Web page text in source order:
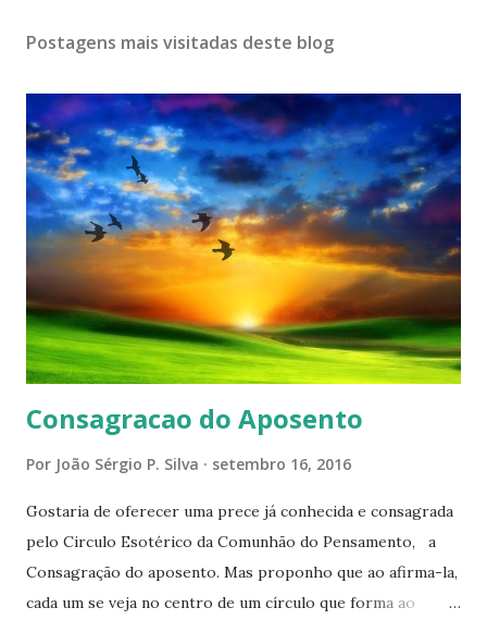
Postagens mais visitadas deste blog
Consagracao do Aposento
Por João Sérgio P. Silva setembro 16, 2016
Gostaria de oferecer uma prece já conhecida e consagrada
pelo Circulo Esotérico da Comunhão do Pensamento, a
Consagração do aposento. Mas proponho que ao afirma-la,
cada um se veja no centro de um círculo que forma ao